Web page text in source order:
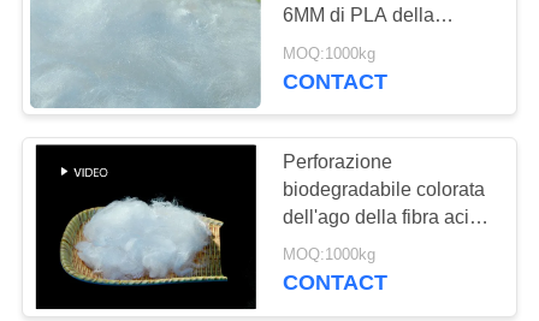
PRIVACY
POLICYFibra del solfuro del
polifenilene
6MM di PLA della
scorciatoia 100 9MM
12MM
MOQ:1000kg
CONTACT
Perforazione
biodegradabile colorata
dell'ago della fibra acida
polilattica di Pla
MOQ:1000kg
CONTACT